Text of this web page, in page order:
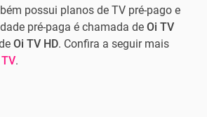
possui planos de TV pré-pago e
pré-paga é chamada de Oi TV
Oi TV HD. Confira a seguir mais
.